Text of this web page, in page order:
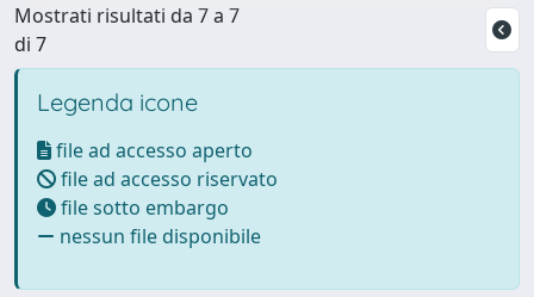
Mostrati risultati da 7 a 7
di 7
Legenda icone
file ad accesso aperto
file ad accesso riservato
file sotto embargo
nessun file disponibile